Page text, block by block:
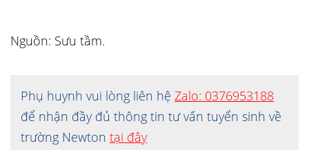
Nguồn: Sưu tầm.
Phụ huynh vui lòng liên hệ Zalo: 0376953188
để nhận đầy đủ thông tin tư vấn tuyển sinh về
trường Newton tại đây